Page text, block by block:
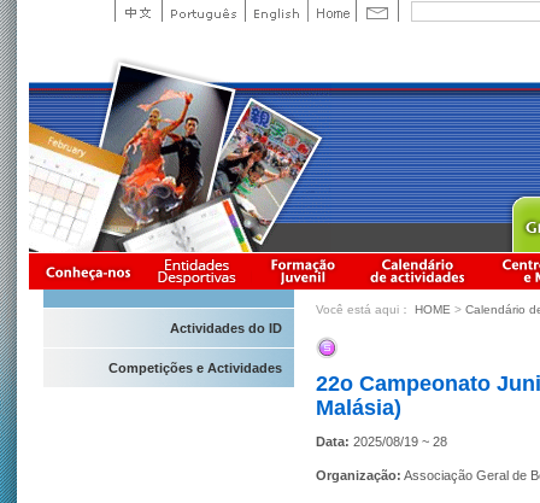
Actividades do ID
Competições e Actividades
Você está aqui： HOME > Calendário
22o Campeonato
Malásia)
Data: 2025/08/19 ~ 28
Organização: Associação Geral de